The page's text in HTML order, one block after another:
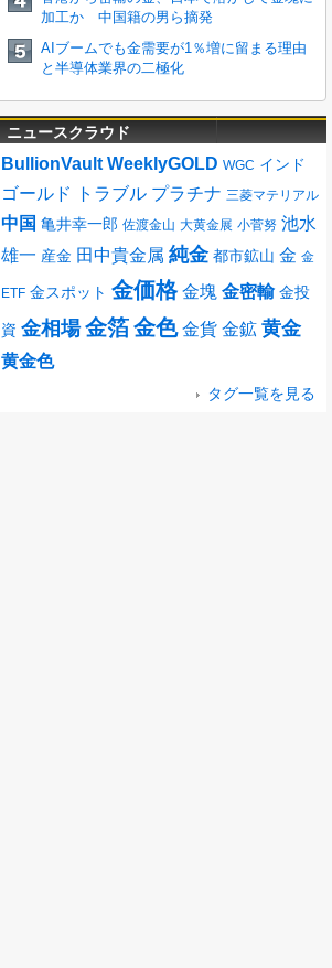
ニュースクラウド
BullionVault WeeklyGOLD WGC インド
ゴールド トラブル プラチナ 三菱マテリアル
中国 亀井幸一郎 佐渡金山 大黄金展 小菅努 池水
雄一 産金 田中貴金属 純金 都市鉱山 金 金
ETF 金スポット 金価格 金塊 金密輸 金投
資 金相場 金箔金色 金貨 金鉱 黄金
黄金色
タグ一覧を見る